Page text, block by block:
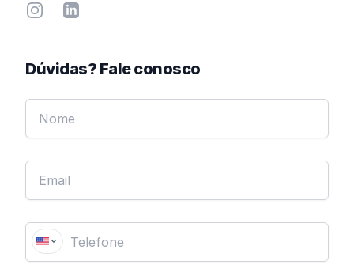
InstagramLinkedin
Dúvidas? Fale conosco